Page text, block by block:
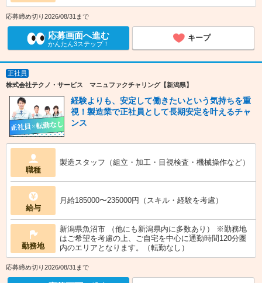
応募締め切り2026/08/31まで
応募画面へ進む
かんたん3ステップ！
キープ
正社員
株式会社テクノ・サービス マニュファクチャリング【新潟県】
経験よりも、安定して働きたいという気持ちを重
視！製造業で正社員として長期安定を叶えるチャ
ンス
職種
製造スタッフ（組立・加工・目視検査・機械操作など）
給与
月給185000〜235000円（スキル・経験を考慮）
勤務地
新潟県魚沼市 （他にも新潟県内に多数あり） ※勤務地
はご希望を考慮の上、ご自宅を中心に通勤時間120分圏
内のエリアとなります。（転勤なし）
応募締め切り2026/08/31まで